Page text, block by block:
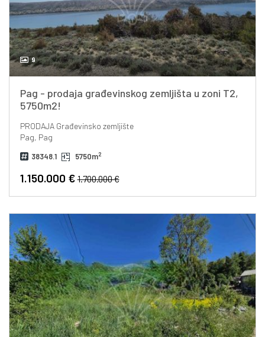
9
Pag - prodaja građevinskog zemljišta u zoni T2,
5750m2!
PRODAJAGrađevinsko zemljište
Pag, Pag
38348.1 5750m2
1.150.000 €1.700.000 €